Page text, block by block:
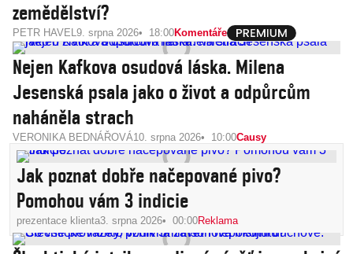
zemědělství?
PETR HAVEL9. srpna 2026 18:00Komentáře
Nejen Kafkova osudová láska. Milena
Jesenská psala jako o život a odpůrcům
naháněla strach
VERONIKA BEDNÁŘOVÁ10. srpna 2026 10:00Causy
Jak poznat dobře načepované pivo?
Pomohou vám 3 indicie
prezentace klienta3. srpna 2026 00:00Reklama